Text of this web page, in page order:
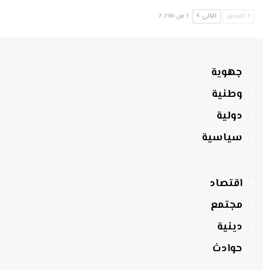
السابق التالي 1 من 7٬296
جهوية
وطنية
دولية
سياسية
اقتصاد
مجتمع
دينية
حوادث